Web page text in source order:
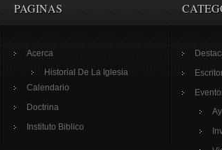
PAGINAS
Acerca
Historial De La Iglesia
Calendario
Doctrina
Instituto Biblico